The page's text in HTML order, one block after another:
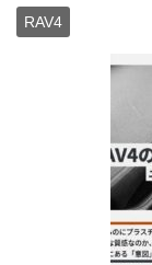
RAV4